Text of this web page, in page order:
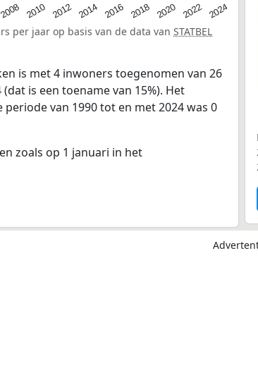
2008 2010 2012 2014 2016 2018 2020 2022 2024
per jaar op basis van de data van STATBEL
is met 4 inwoners toegenomen van 26
is een toename van 15%). Het
van 1990 tot en met 2024 was 0
zoals op 1 januari in het